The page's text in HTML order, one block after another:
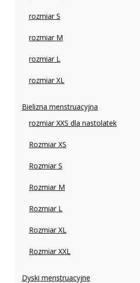
rozmiar S
rozmiar M
rozmiar L
rozmiar XL
Bielizna menstruacyjna
rozmiar XXS dla nastolatek
Rozmiar XS
Rozmiar S
Rozmiar M
Rozmiar L
Rozmiar XL
Rozmiar XXL
Dyski menstruacyjne